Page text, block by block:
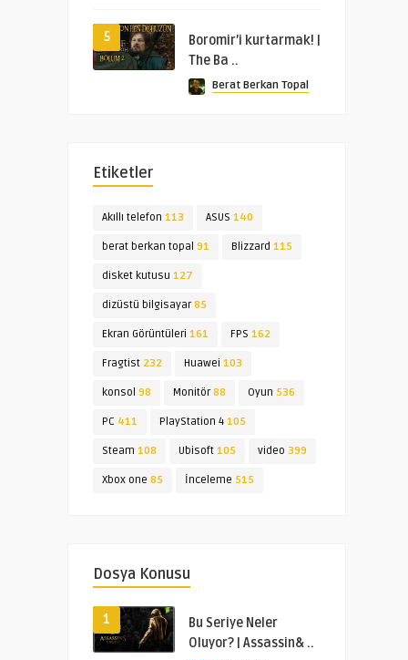
5
Boromir’i kurtarmak! |
The Ba ..
Berat Berkan Topal
Etiketler
Akıllı telefon 113 ASUS 140
berat berkan topal 91 Blizzard 115
disket kutusu 127
dizüstü bilgisayar85
Ekran Görüntüleri 161 FPS 162
Fragtist 232 Huawei 103
konsol 98 Monitör88 Oyun 536
PC 411 PlayStation 4 105
Steam 108 Ubisoft 105 video 399
Xbox one 85 İnceleme 515
Dosya Konusu
1
Bu Seriye Neler
Oluyor? | Assassin& ..